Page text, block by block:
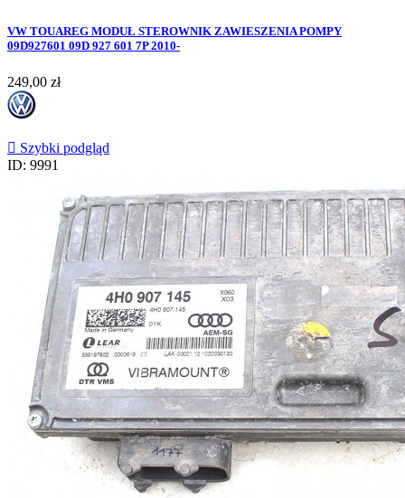
VW TOUAREG MODUŁ STEROWNIK ZAWIESZENIA POMPY
09D927601 09D 927 601 7P 2010-
Cena
249,00 zł
 Szybki podgląd
ID: 9991